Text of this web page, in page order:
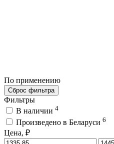
По применению
Сброс фильтра
Фильтры
В наличии 4
Произведено в Беларуси 6
Цена, ₽